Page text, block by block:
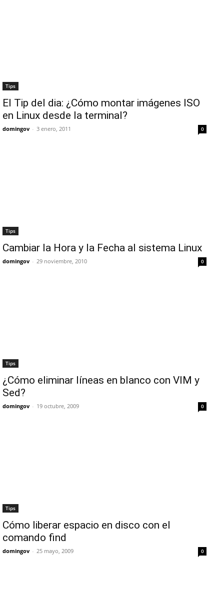
Tips
El Tip del dia: ¿Cómo montar imágenes ISO
en Linux desde la terminal?
domingov - 3 enero, 2011 0
Tips
Cambiar la Hora y la Fecha al sistema Linux
domingov - 29 noviembre, 2010 0
Tips
¿Cómo eliminar líneas en blanco con VIM y
Sed?
domingov - 19 octubre, 2009 0
Tips
Cómo liberar espacio en disco con el
comando find
domingov - 25 mayo, 2009 0